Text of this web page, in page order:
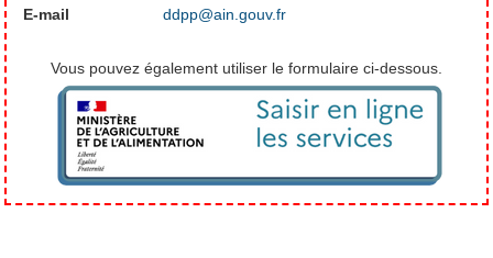
E-mail ddpp@ain.gouv.fr
Vous pouvez également utiliser le formulaire ci-dessous.